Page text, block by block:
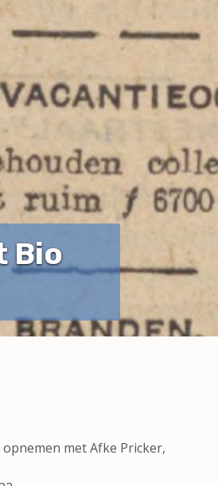
Bio
met Afke Pricker,